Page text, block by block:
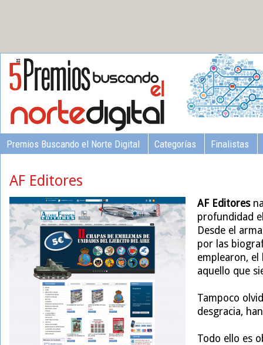
Premios Buscando el Norte Digital Categorías Finalistas
AF Editores
AF Editores
profundidad
Desde el
por las
emplearon,
aquello que
Tampoco
desgracia,
Todo ello es